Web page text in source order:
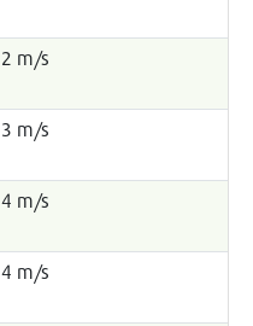
2 m/s
3 m/s
4 m/s
4 m/s